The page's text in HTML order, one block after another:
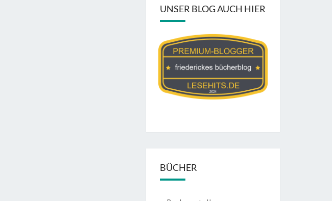
UNSER BLOG AUCH HIER
BÜCHER